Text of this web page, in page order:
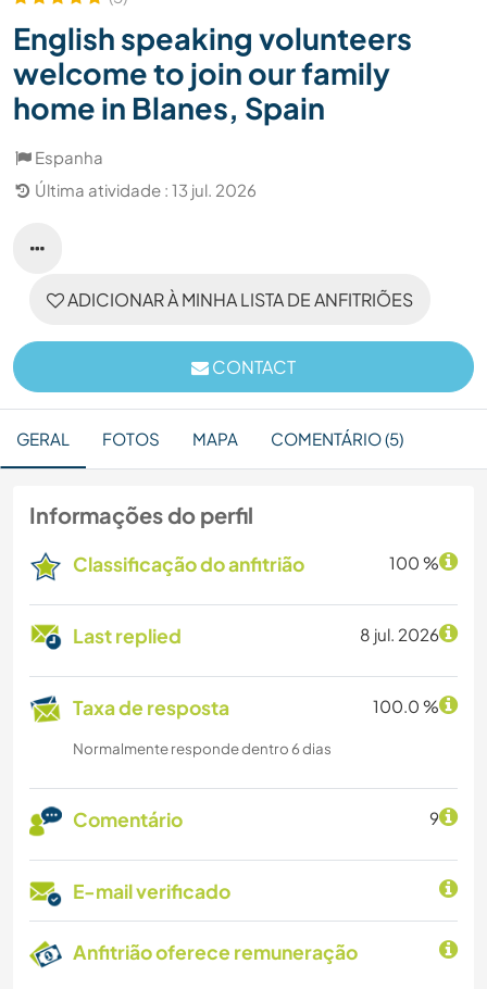
English speaking volunteers
welcome to join our family
home in Blanes, Spain
Espanha
Última atividade : 13 jul. 2026
ADICIONAR À MINHA LISTA DE ANFITRIÕES
CONTACT
GERAL FOTOS MAPA COMENTÁRIO (5)
Informações do perfil
Classificação do anfitrião 100 %
Last replied 8 jul. 2026
Taxa de resposta 100.0 %
Normalmente responde dentro 6 dias
Comentário 9
E-mail verificado
Anfitrião oferece remuneração